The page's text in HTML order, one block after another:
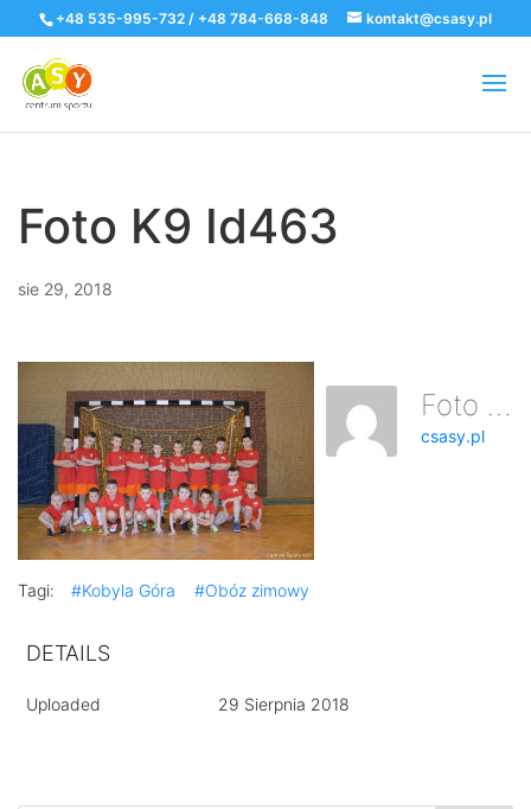
+48 535-995-732 / +48 784-668-848 kontakt@csasy.pl
Foto K9 Id463
sie 29, 2018
Foto K9 Id463
csasy.pl
Tagi: #Kobyla Góra #Obóz zimowy
DETAILS
Uploaded 29 Sierpnia 2018